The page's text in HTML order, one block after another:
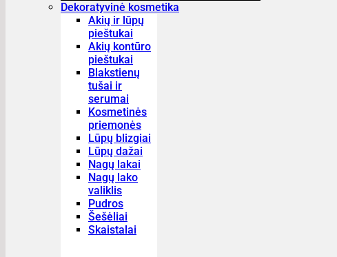
Dekoratyvinė kosmetika
Akių ir lūpų
pieštukai
Akių kontūro
pieštukai
Blakstienų
tušai ir
serumai
Kosmetinės
priemonės
Lūpų blizgiai
Lūpų dažai
Nagų lakai
Nagų lako
valiklis
Pudros
Šešėliai
Skaistalai